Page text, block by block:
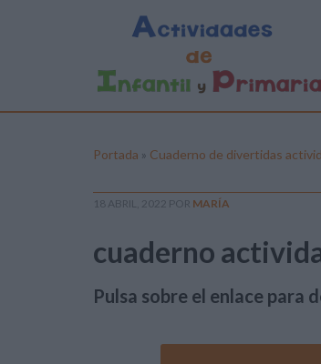
Portada » Cuaderno de divertidas
18 ABRIL, 2022 POR MARÍA
cuaderno
Pulsa sobre el enlace para